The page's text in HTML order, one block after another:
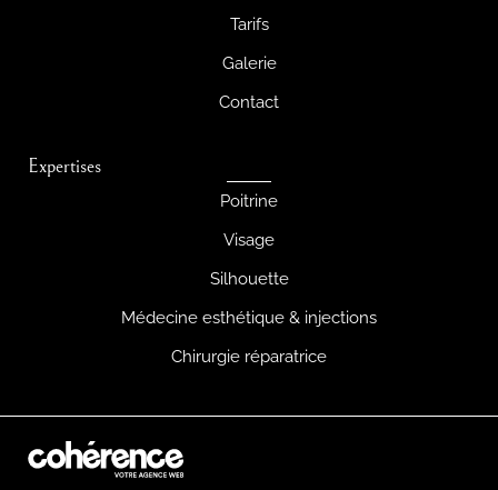
Expertises
Poitrine
Visage
Silhouette
Médecine esthétique & injections
Chirurgie réparatrice
Tarifs
Galerie
Contact